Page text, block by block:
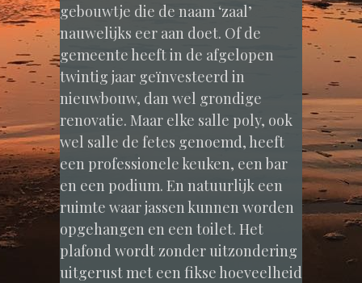
gebouwtje die de naam ‘zaal’
nauwelijks eer aan doet. Of de
gemeente heeft in de afgelopen
twintig jaar geïnvesteerd in
nieuwbouw, dan wel grondige
renovatie. Maar elke salle poly, ook
wel salle de fetes genoemd, heeft
een professionele keuken, een bar
en een podium. En natuurlijk een
ruimte waar jassen kunnen worden
opgehangen en een toilet. Het
plafond wordt zonder uitzondering
uitgerust met een fikse hoeveelheid